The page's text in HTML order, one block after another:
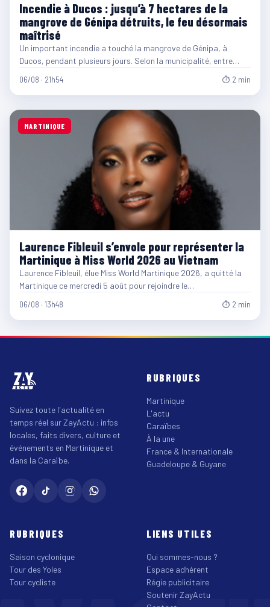
Incendie à Ducos : jusqu’à 7 hectares de la
mangrove de Génipa détruits, le feu désormais
maîtrisé
Un important incendie a touché la mangrove de Génipa, à
Ducos, pendant plusieurs jours. Selon la municipalité, entre…
06/08 · 21h54 ⏱ 2 min
MARTINIQUE
Laurence Fibleuil s’envole pour représenter la
Martinique à Miss World 2026 au Vietnam
Laurence Fibleuil, élue Miss World Martinique 2026, a quitté la
Martinique ce mercredi 5 août pour rejoindre le…
06/08 · 13h48 ⏱ 2 min
Suivez toute l'actualité en
temps réel sur ZayActu : infos
locales, faits divers, culture et
événements en Martinique et
dans la Caraïbe.
RUBRIQUES
Martinique
L'actu
Caraïbes
À la une
France & Internationale
Guadeloupe & Guyane
RUBRIQUES
Saison cyclonique
Tour des Yoles
Tour cycliste
LIENS UTILES
Qui sommes-nous ?
Espace adhérent
Régie publicitaire
Soutenir ZayActu